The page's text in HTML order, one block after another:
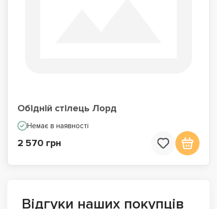
Обідній стілець Лорд
Немає в наявності
2 570 грн
Відгуки наших покупців